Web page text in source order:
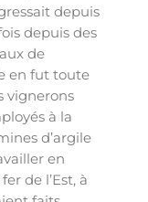
depuis
depuis des
de
en fut toute
vignerons
à la
d’argile
en
de l’Est, à